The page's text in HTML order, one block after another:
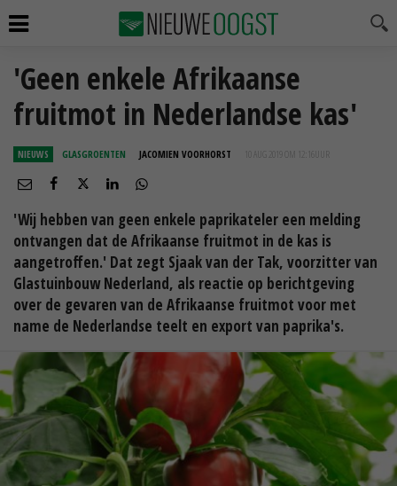
'Geen enkele Afrikaanse
fruitmot in Nederlandse kas'
NIEUWS GLASGROENTEN JACOMIEN VOORHORST 10 AUG 2019 OM 12:16
'Wij hebben van geen enkele paprikateler een melding
ontvangen dat de Afrikaanse fruitmot in de kas is
aangetroffen.' Dat zegt Sjaak van der Tak, voorzitter van
Glastuinbouw Nederland, als reactie op berichtgeving
over de gevaren van de Afrikaanse fruitmot voor met
name de Nederlandse teelt en export van paprika's.